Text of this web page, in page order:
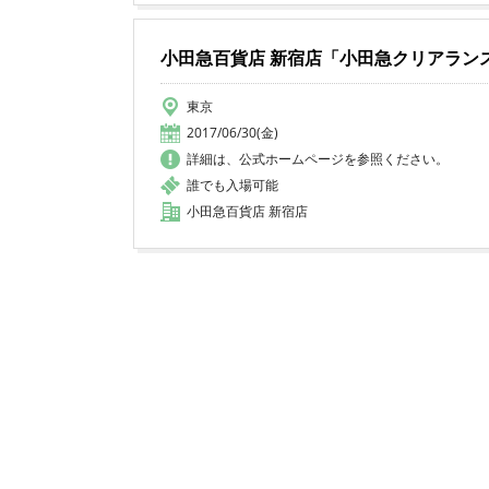
小田急百貨店 新宿店「小田急クリアラン
東京
2017/06/30(金)
詳細は、公式ホームページを参照ください。
誰でも入場可能
小田急百貨店 新宿店